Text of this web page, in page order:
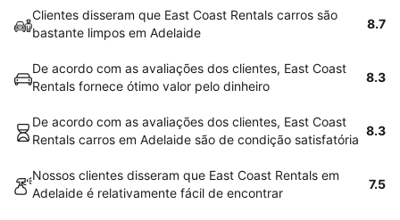
Clientes disseram que East Coast Rentals carros são
bastante limpos em Adelaide
8.7
De acordo com as avaliações dos clientes, East Coast
Rentals fornece ótimo valor pelo dinheiro
8.3
De acordo com as avaliações dos clientes, East Coast
Rentals carros em Adelaide são de condição satisfatória
8.3
Nossos clientes disseram que East Coast Rentals em
Adelaide é relativamente fácil de encontrar
7.5